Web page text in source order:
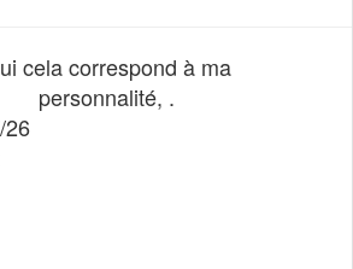
cela correspond à ma
personnalité, .
26